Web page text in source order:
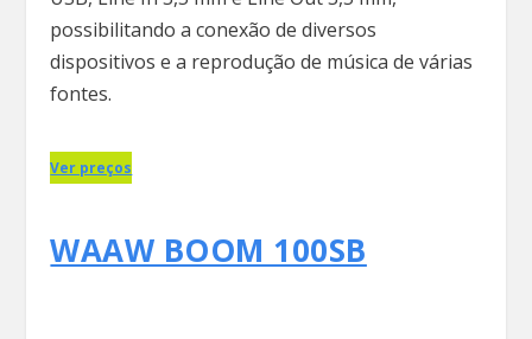
possibilitando a conexão de diversos
dispositivos e a reprodução de música de várias
fontes.
Ver preços
WAAW BOOM 100SB